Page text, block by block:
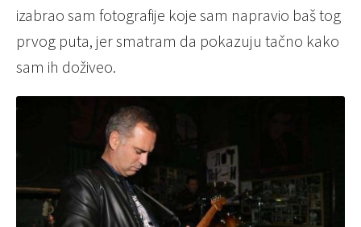
izabrao sam fotografije koje sam napravio baš tog
prvog puta, jer smatram da pokazuju tačno kako
sam ih doživeo.